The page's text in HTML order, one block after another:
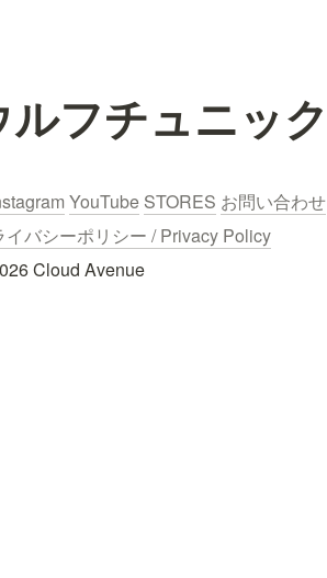
ルフチュニック
YouTube STORES お問い合わせ
イバシーポリシー / Privacy Policy
Cloud Avenue